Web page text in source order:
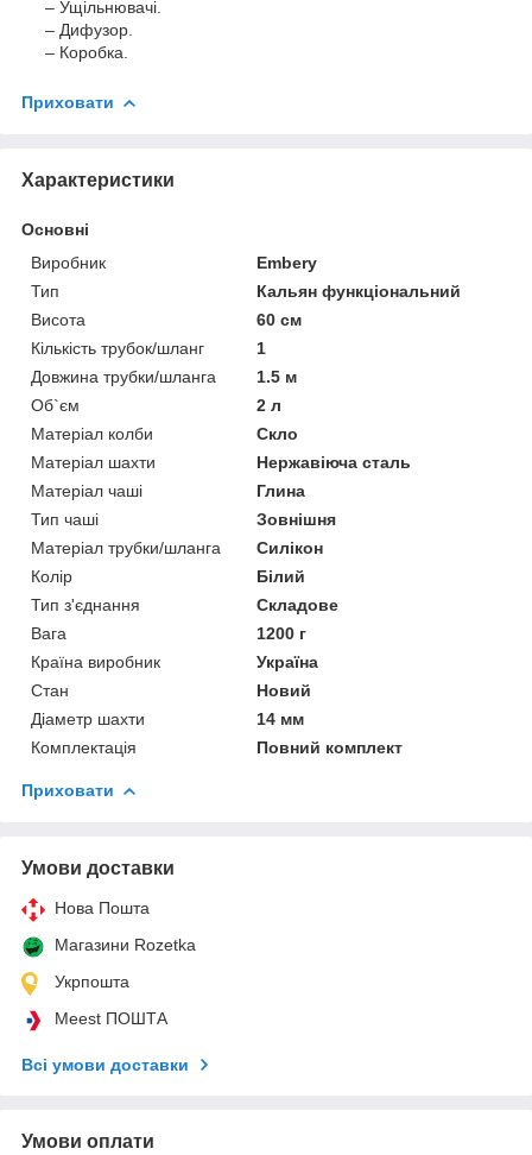
– Ущільнювачі.
– Дифузор.
– Коробка.
Приховати
Характеристики
Основні
Виробник
Embery
Тип
Кальян функціональний
Висота
60 см
Кількість трубок/шланг
1
Довжина трубки/шланга
1.5 м
Об`єм
2 л
Матеріал колби
Скло
Матеріал шахти
Нержавіюча сталь
Матеріал чаші
Глина
Тип чаші
Зовнішня
Матеріал трубки/шланга
Силікон
Колір
Білий
Тип з'єднання
Складове
Вага
1200 г
Країна виробник
Україна
Стан
Новий
Діаметр шахти
14 мм
Комплектація
Повний комплект
Приховати
Умови доставки
Нова Пошта
Магазини Rozetka
Укрпошта
Meest ПОШТА
Всі умови доставки
Умови оплати